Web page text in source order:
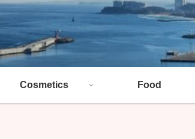
Cosmetics Food